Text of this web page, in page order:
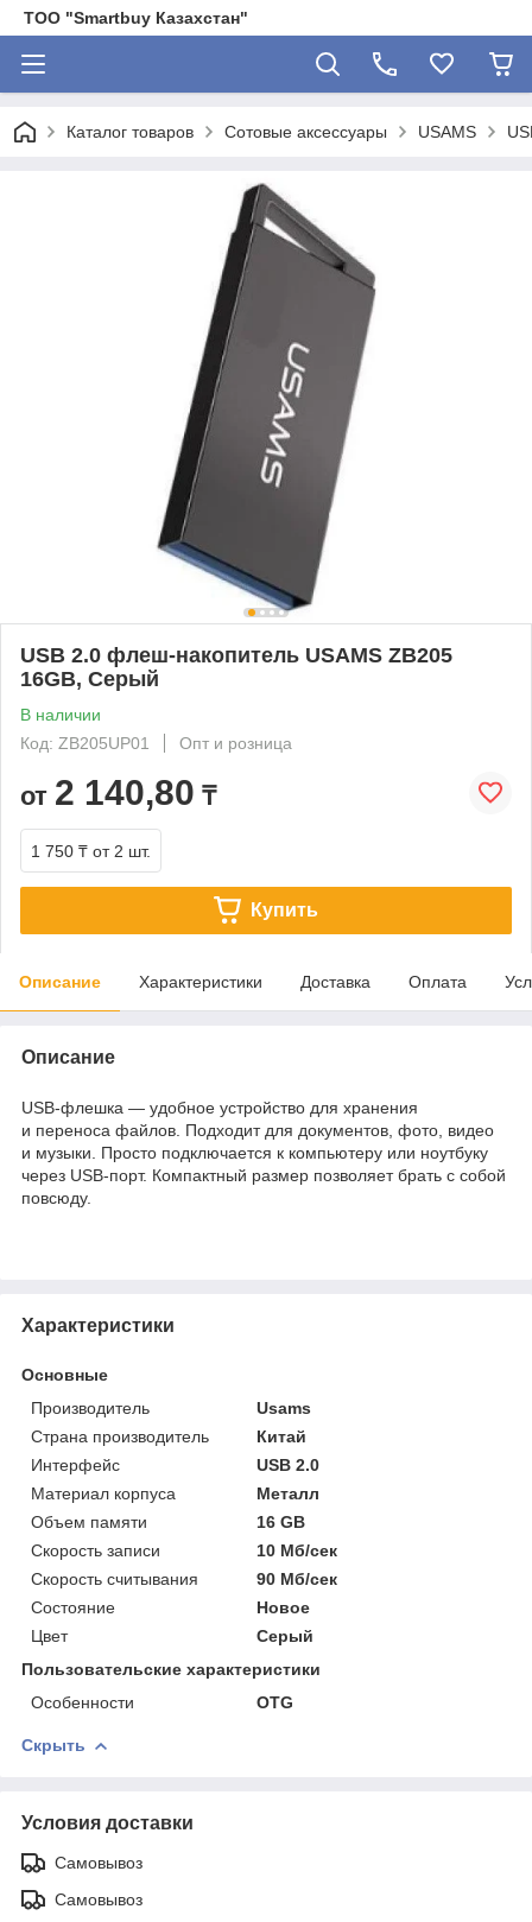
ТОО "Smartbuy Казахстан"
Каталог товаров Сотовые аксессуары USAMS
USB 2.0 флеш-накопитель USAMS ZB205
16GB, Серый
В наличии
Код: ZB205UP01
Опт и розница
от 2 140,80 ₸
1 750 ₸ от 2 шт.
Купить
Описание Характеристики Доставка Оплата
Описание
USB-флешка — удобное устройство для хранения
и переноса файлов. Подходит для документов, фото, видео
и музыки. Просто подключается к компьютеру или ноутбуку
через USB-порт. Компактный размер позволяет брать с собой
повсюду.
Характеристики
Основные
Производитель
Usams
Страна производитель
Китай
Интерфейс
USB 2.0
Материал корпуса
Металл
Объем памяти
16 GB
Скорость записи
10 Мб/сек
Скорость считывания
90 Мб/сек
Состояние
Новое
Цвет
Серый
Пользовательские характеристики
Особенности
OTG
Скрыть
Условия доставки
Самовывоз
Самовывоз